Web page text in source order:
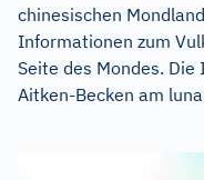
chinesischen
Informationen zum
Seite des Mondes.
Aitken-Becken am